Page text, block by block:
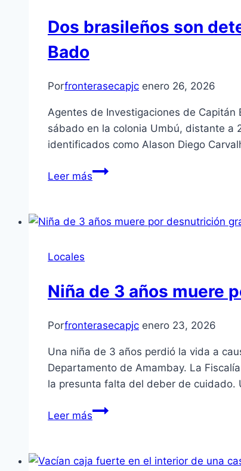
Dos brasileños son
Bado
Porfronterasecapjc enero 26, 2026
Agentes de Investigaciones de
sábado en la colonia Umbú, distante a
identificados como Alason Diego
Leer más
Locales
Niña de 3 años muere
Porfronterasecapjc enero 23, 2026
Una niña de 3 años perdió la vida a
Departamento de Amambay. La
la presunta falta del deber de cuidado.
Leer más